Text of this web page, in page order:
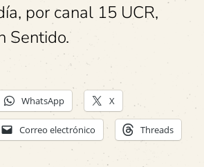
por canal 15 UCR,
Sentido.
WhatsApp X
Correo electrónico Threads